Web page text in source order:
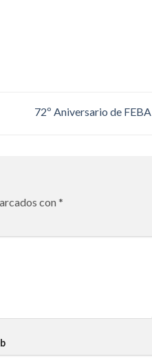
72º Aniversario de FEBA
con*